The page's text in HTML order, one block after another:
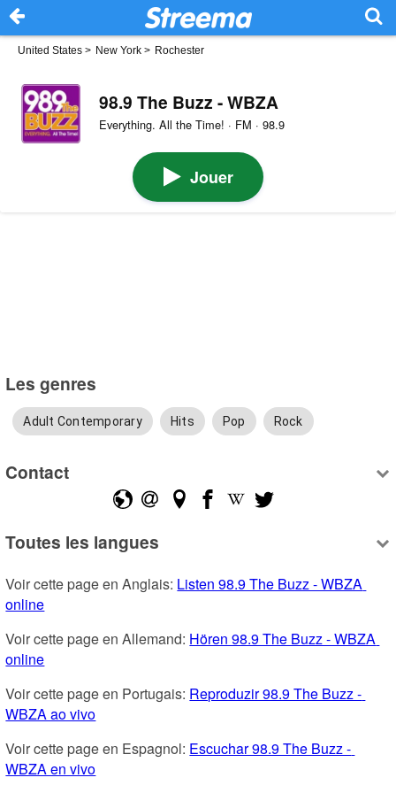
United States > New York > Rochester
98.9 The Buzz - WBZA
Everything. All the Time! · FM · 98.9
Jouer
Les genres
Adult Contemporary Hits Pop Rock
Contact
Toutes les langues
Voir cette page en Anglais: Listen 98.9 The Buzz - WBZA
online
Voir cette page en Allemand: Hören 98.9 The Buzz - WBZA
online
Voir cette page en Portugais: Reproduzir 98.9 The Buzz -
WBZA ao vivo
Voir cette page en Espagnol: Escuchar 98.9 The Buzz -
WBZA en vivo